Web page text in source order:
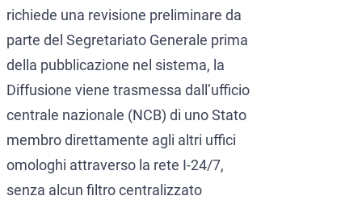
richiede una revisione preliminare da
parte del Segretariato Generale prima
della pubblicazione nel sistema, la
Diffusione viene trasmessa dall’ufficio
centrale nazionale (NCB) di uno Stato
membro direttamente agli altri uffici
omologhi attraverso la rete I-24/7,
senza alcun filtro centralizzato